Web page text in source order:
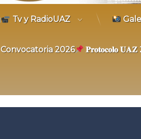
Tv y RadioUAZ
Convocatoria 2026 𝐏𝐫𝐨𝐭𝐨𝐜𝐨𝐥𝐨